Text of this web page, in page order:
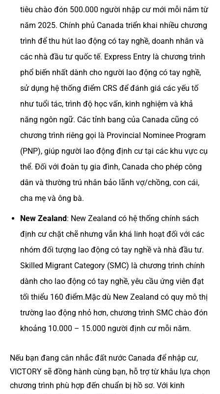
tiêu chào đón 500.000 người nhập cư mới mỗi năm từ
năm 2025. Chính phủ Canada triển khai nhiều chương
trình để thu hút lao động có tay nghề, doanh nhân và
các nhà đầu tư quốc tế. Express Entry là chương trình
phổ biến nhất dành cho người lao động có tay nghề,
sử dụng hệ thống điểm CRS để đánh giá các yếu tố
như tuổi tác, trình độ học vấn, kinh nghiệm và khả
năng ngôn ngữ. Các tỉnh bang của Canada cũng có
chương trình riêng gọi là Provincial Nominee Program
(PNP), giúp người lao động định cư tại các khu vực cụ
thể. Đối với đoàn tụ gia đình, Canada cho phép công
dân và thường trú nhân bảo lãnh vợ/chồng, con cái,
cha mẹ và ông bà.
New Zealand : New Zealand có hệ thống chính sách
định cư chặt chẽ nhưng vẫn khá linh hoạt đối với các
nhóm đối tượng lao động có tay nghề và nhà đầu tư.
Skilled Migrant Category (SMC) là chương trình chính
dành cho lao động có tay nghề, yêu cầu ứng viên đạt
tối thiểu 160 điểm.Mặc dù New Zealand có quy mô thị
trường lao động nhỏ hơn, chương trình SMC chào đón
khoảng 10.000 – 15.000 người định cư mỗi năm.
Nếu bạn đang cân nhắc đất nước Canada để nhập cư,
VICTORY sẽ đồng hành cùng bạn, hỗ trợ từ khâu lựa chọn
chương trình phù hợp đến chuẩn bị hồ sơ. Với kinh